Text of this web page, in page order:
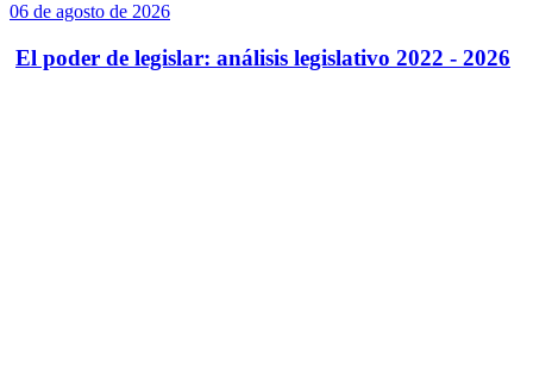
06 de agosto de 2026
El poder de legislar: análisis legislativo 2022 - 2026